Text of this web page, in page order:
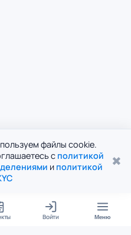
файлы cookie.
с политикой
и политикой
✖
Войти Меню